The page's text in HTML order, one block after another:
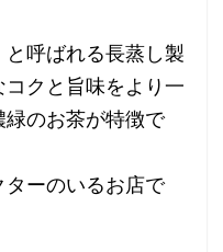
呼ばれる長蒸し製
クと旨味をより一
緑のお茶が特徴で
ーのいるお店で